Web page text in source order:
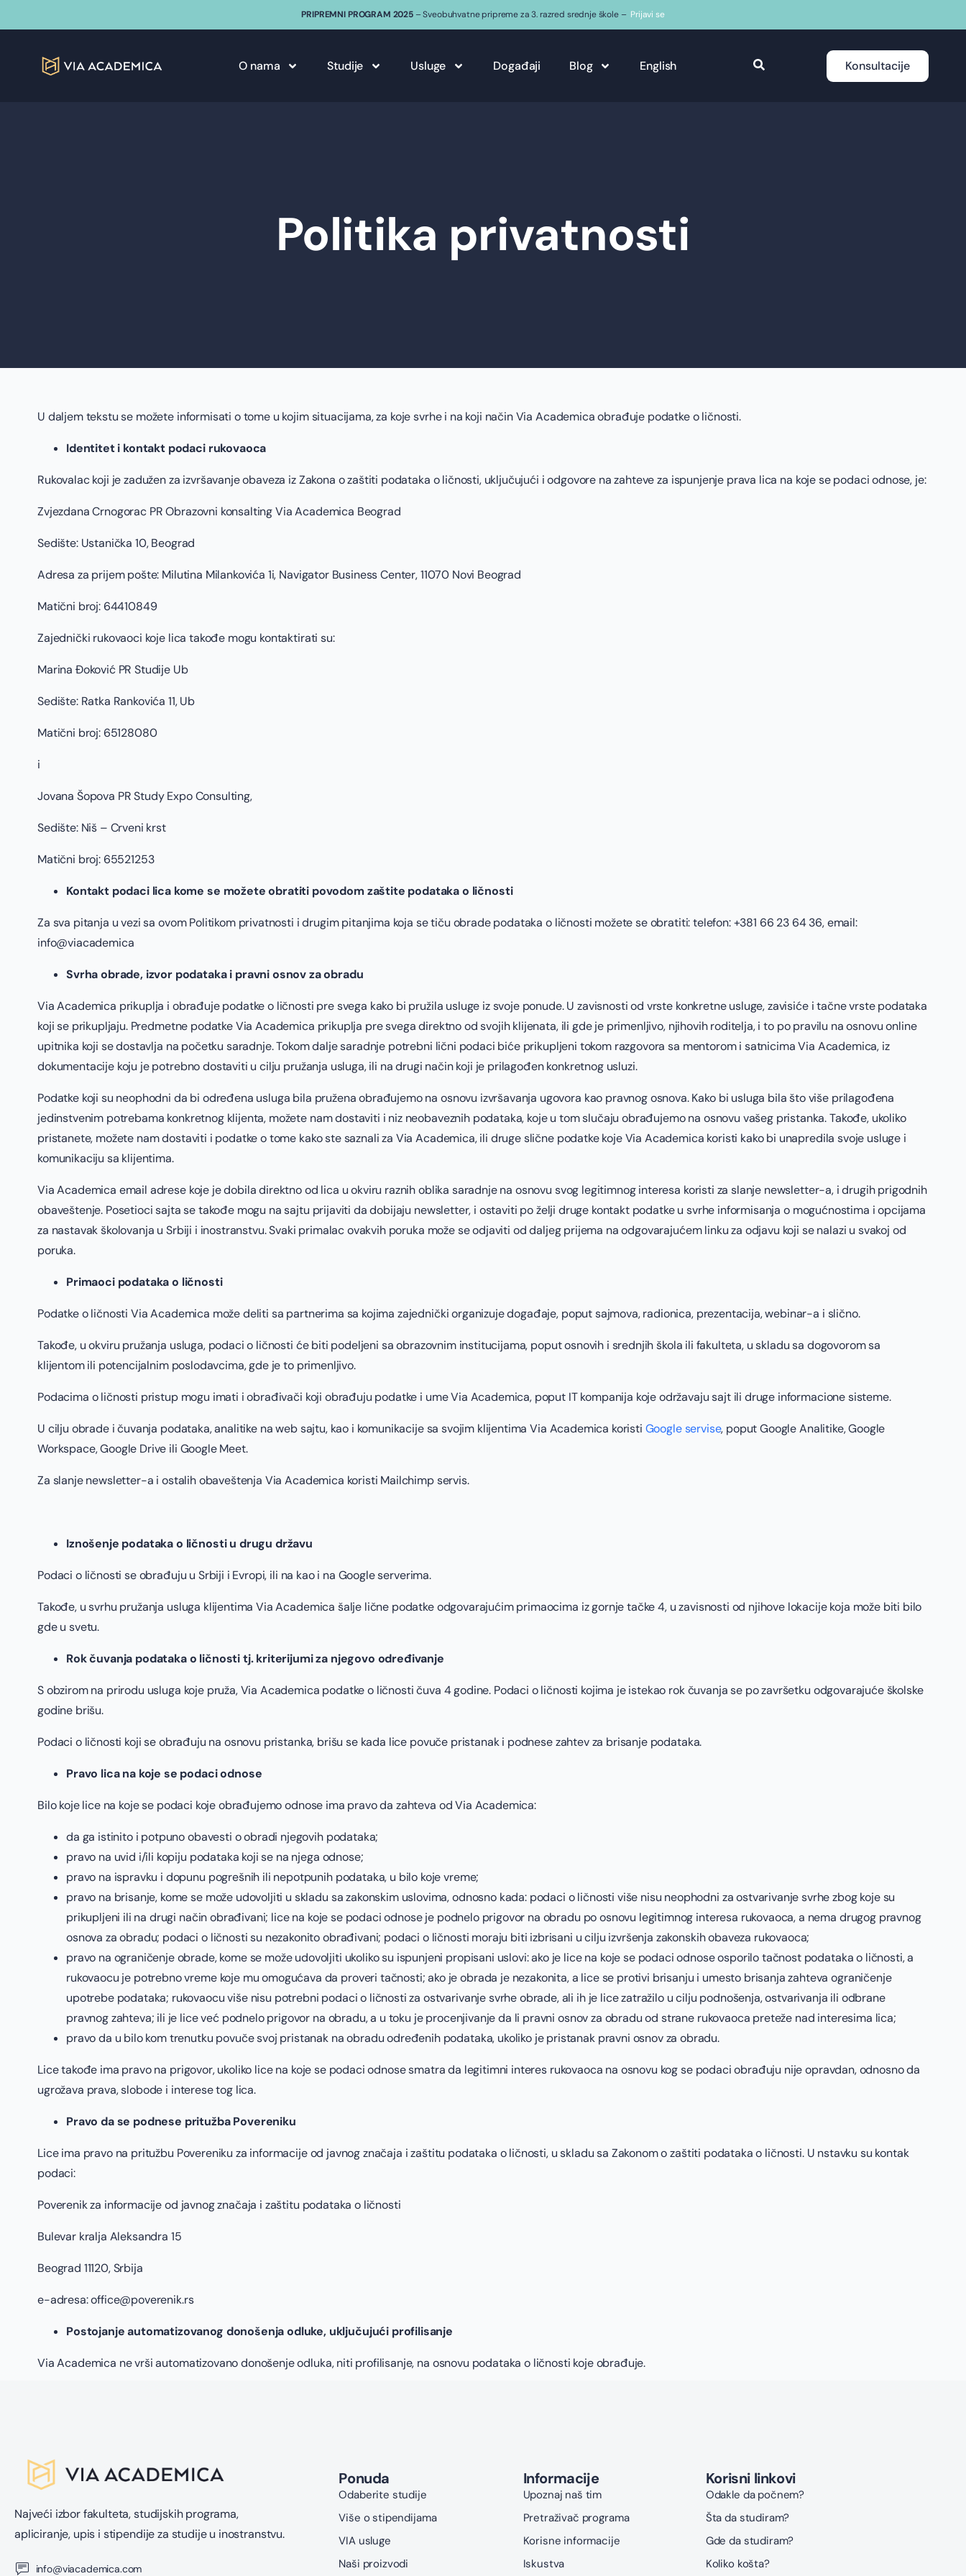
PRIPREMNI PROGRAM 2025– Sveobuhvatne pripreme za 3. razred srednje škole – Prijavi se
O nama Studije Usluge Događaji Blog English Konsultacije
Politika privatnosti
U daljem tekstu se možete informisati o tome u kojim situacijama, za koje svrhe i na koji način Via Academica obrađuje podatke o ličnosti.
Identitet i kontakt podaci rukovaoca
Rukovalac koji je zadužen za izvršavanje obaveza iz Zakona o zaštiti podataka o ličnosti, uključujući i odgovore na zahteve za ispunjenje prava lica na koje se podaci odnose, je:
Zvjezdana Crnogorac PR Obrazovni konsalting Via Academica Beograd
Sedište: Ustanička 10, Beograd
Adresa za prijem pošte: Milutina Milankovića 1i, Navigator Business Center, 11070 Novi Beograd
Matični broj: 64410849
Zajednički rukovaoci koje lica takođe mogu kontaktirati su:
Marina Đoković PR Studije Ub
Sedište: Ratka Rankovića 11, Ub
Matični broj: 65128080
i
Jovana Šopova PR Study Expo Consulting,
Sedište: Niš – Crveni krst
Matični broj: 65521253
Kontakt podaci lica kome se možete obratiti povodom zaštite podataka o ličnosti
Za sva pitanja u vezi sa ovom Politikom privatnosti i drugim pitanjima koja se tiču obrade podataka o ličnosti možete se obratiti: telefon: +381 66 23 64 36, email:
info@viacademica
Svrha obrade, izvor podataka i pravni osnov za obradu
Via Academica prikuplja i obrađuje podatke o ličnosti pre svega kako bi pružila usluge iz svoje ponude. U zavisnosti od vrste konkretne usluge, zavisiće i tačne vrste podataka
koji se prikupljaju. Predmetne podatke Via Academica prikuplja pre svega direktno od svojih klijenata, ili gde je primenljivo, njihovih roditelja, i to po pravilu na osnovu online
upitnika koji se dostavlja na početku saradnje. Tokom dalje saradnje potrebni lični podaci biće prikupljeni tokom razgovora sa mentorom i satnicima Via Academica, iz
dokumentacije koju je potrebno dostaviti u cilju pružanja usluga, ili na drugi način koji je prilagođen konkretnog usluzi.
Podatke koji su neophodni da bi određena usluga bila pružena obrađujemo na osnovu izvršavanja ugovora kao pravnog osnova. Kako bi usluga bila što više prilagođena
jedinstvenim potrebama konkretnog klijenta, možete nam dostaviti i niz neobaveznih podataka, koje u tom slučaju obrađujemo na osnovu vašeg pristanka. Takođe, ukoliko
pristanete, možete nam dostaviti i podatke o tome kako ste saznali za Via Academica, ili druge slične podatke koje Via Academica koristi kako bi unapredila svoje usluge i
komunikaciju sa klijentima.
Via Academica email adrese koje je dobila direktno od lica u okviru raznih oblika saradnje na osnovu svog legitimnog interesa koristi za slanje newsletter-a, i drugih prigodnih
obaveštenje. Posetioci sajta se takođe mogu na sajtu prijaviti da dobijaju newsletter, i ostaviti po želji druge kontakt podatke u svrhe informisanja o mogućnostima i opcijama
za nastavak školovanja u Srbiji i inostranstvu. Svaki primalac ovakvih poruka može se odjaviti od daljeg prijema na odgovarajućem linku za odjavu koji se nalazi u svakoj od
poruka.
Primaoci podataka o ličnosti
Podatke o ličnosti Via Academica može deliti sa partnerima sa kojima zajednički organizuje događaje, poput sajmova, radionica, prezentacija, webinar-a i slično.
Takođe, u okviru pružanja usluga, podaci o ličnosti će biti podeljeni sa obrazovnim institucijama, poput osnovih i srednjih škola ili fakulteta, u skladu sa dogovorom sa
klijentom ili potencijalnim poslodavcima, gde je to primenljivo.
Podacima o ličnosti pristup mogu imati i obrađivači koji obrađuju podatke i ume Via Academica, poput IT kompanija koje održavaju sajt ili druge informacione sisteme.
U cilju obrade i čuvanja podataka, analitike na web sajtu, kao i komunikacije sa svojim klijentima Via Academica koristi Google servise, poput Google Analitike, Google
Workspace, Google Drive ili Google Meet.
Za slanje newsletter-a i ostalih obaveštenja Via Academica koristi Mailchimp servis.
Iznošenje podataka o ličnosti u drugu državu
Podaci o ličnosti se obrađuju u Srbiji i Evropi, ili na kao i na Google serverima.
Takođe, u svrhu pružanja usluga klijentima Via Academica šalje lične podatke odgovarajućim primaocima iz gornje tačke 4, u zavisnosti od njihove lokacije koja može biti bilo
gde u svetu.
Rok čuvanja podataka o ličnosti tj. kriterijumi za njegovo određivanje
S obzirom na prirodu usluga koje pruža, Via Academica podatke o ličnosti čuva 4 godine. Podaci o ličnosti kojima je istekao rok čuvanja se po završetku odgovarajuće školske
godine brišu.
Podaci o ličnosti koji se obrađuju na osnovu pristanka, brišu se kada lice povuče pristanak i podnese zahtev za brisanje podataka.
Pravo lica na koje se podaci odnose
Bilo koje lice na koje se podaci koje obrađujemo odnose ima pravo da zahteva od Via Academica:
da ga istinito i potpuno obavesti o obradi njegovih podataka;
pravo na uvid i/ili kopiju podataka koji se na njega odnose;
pravo na ispravku i dopunu pogrešnih ili nepotpunih podataka, u bilo koje vreme;
pravo na brisanje, kome se može udovoljiti u skladu sa zakonskim uslovima, odnosno kada: podaci o ličnosti više nisu neophodni za ostvarivanje svrhe zbog koje su
prikupljeni ili na drugi način obrađivani; lice na koje se podaci odnose je podnelo prigovor na obradu po osnovu legitimnog interesa rukovaoca, a nema drugog pravnog
osnova za obradu; podaci o ličnosti su nezakonito obrađivani; podaci o ličnosti moraju biti izbrisani u cilju izvršenja zakonskih obaveza rukovaoca;
pravo na ograničenje obrade, kome se može udovoljiti ukoliko su ispunjeni propisani uslovi: ako je lice na koje se podaci odnose osporilo tačnost podataka o ličnosti, a
rukovaocu je potrebno vreme koje mu omogućava da proveri tačnosti; ako je obrada je nezakonita, a lice se protivi brisanju i umesto brisanja zahteva ograničenje
upotrebe podataka; rukovaocu više nisu potrebni podaci o ličnosti za ostvarivanje svrhe obrade, ali ih je lice zatražilo u cilju podnošenja, ostvarivanja ili odbrane
pravnog zahteva; ili je lice već podnelo prigovor na obradu, a u toku je procenjivanje da li pravni osnov za obradu od strane rukovaoca preteže nad interesima lica;
pravo da u bilo kom trenutku povuče svoj pristanak na obradu određenih podataka, ukoliko je pristanak pravni osnov za obradu.
Lice takođe ima pravo na prigovor, ukoliko lice na koje se podaci odnose smatra da legitimni interes rukovaoca na osnovu kog se podaci obrađuju nije opravdan, odnosno da
ugrožava prava, slobode i interese tog lica.
Pravo da se podnese pritužba Povereniku
Lice ima pravo na pritužbu Povereniku za informacije od javnog značaja i zaštitu podataka o ličnosti, u skladu sa Zakonom o zaštiti podataka o ličnosti. U nstavku su kontak
podaci:
Poverenik za informacije od javnog značaja i zaštitu podataka o ličnosti
Bulevar kralja Aleksandra 15
Beograd 11120, Srbija
e-adresa: office@poverenik.rs
Postojanje automatizovanog donošenja odluke, uključujući profilisanje
Via Academica ne vrši automatizovano donošenje odluka, niti profilisanje, na osnovu podataka o ličnosti koje obrađuje.
Najveći izbor fakulteta, studijskih programa,
apliciranje, upis i stipendije za studije u inostranstvu.
info@viacademica.com
Ponuda
Odaberite studije
Više o stipendijama
VIA usluge
Naši proizvodi
Informacije
Upoznaj naš tim
Pretraživač programa
Korisne informacije
Iskustva
Korisni linkovi
Odakle da počnem?
Šta da studiram?
Gde da studiram?
Koliko košta?